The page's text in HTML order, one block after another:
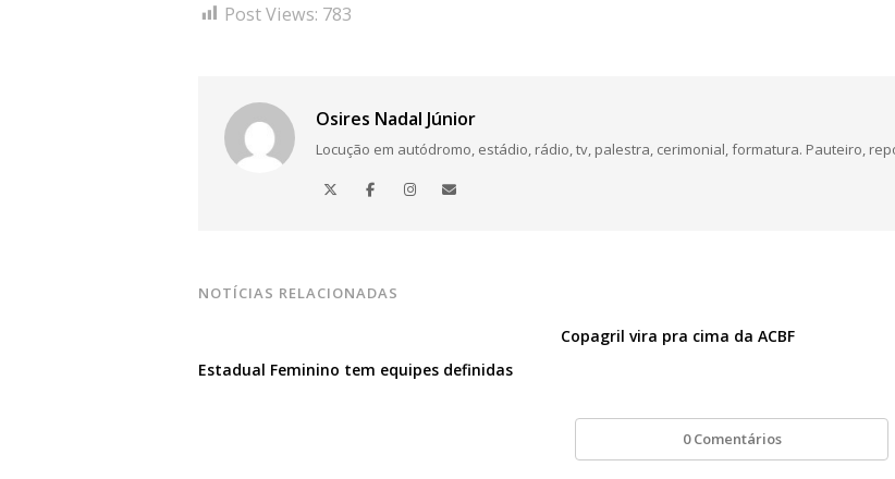
Post Views: 783
Osires Nadal Júnior
Locução em autódromo, estádio, rádio, tv, palestra, cerimonial, formatura. Pauteiro,
NOTÍCIAS RELACIONADAS
Estadual Feminino tem equipes definidas
Copagril vira pra cima da ACBF
0 Comentários